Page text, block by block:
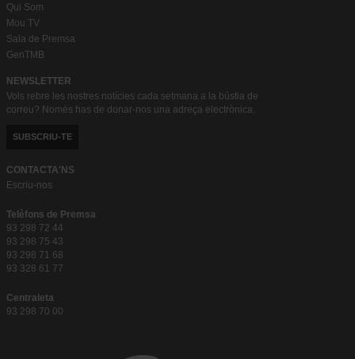
Qui Som
Mou TV
Sala de Premsa
GenTMB
NEWSLETTER
Vols rebre les nostres notícies cada setmana a la bústia de
correu? Només has de donar-nos una adreça electrònica.
SUBSCRIU-TE
CONTACTA'NS
Escriu-nos
Telèfons de Premsa
93 298 72 44
93 298 75 43
93 298 71 68
93 328 61 77
Centraleta
93 298 70 00